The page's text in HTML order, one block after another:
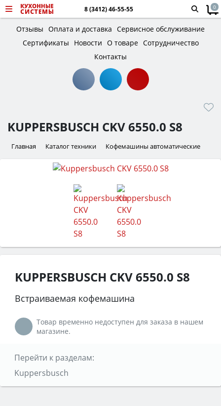
8 (3412) 46-55-55 0
Отзывы Оплата и доставка Сервисное обслуживание
Сертификаты
Новости О товаре Сотрудничество
Контакты
KUPPERSBUSCH CKV 6550.0 S8
Главная Каталог техники Кофемашины автоматические
KUPPERSBUSCH CKV 6550.0 S8
Встраиваемая кофемашина
Товар временно недоступен для заказа в нашем
магазине.
Перейти к разделам:
Kuppersbusch